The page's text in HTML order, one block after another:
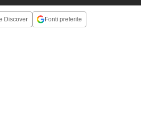
Discover Fonti preferite